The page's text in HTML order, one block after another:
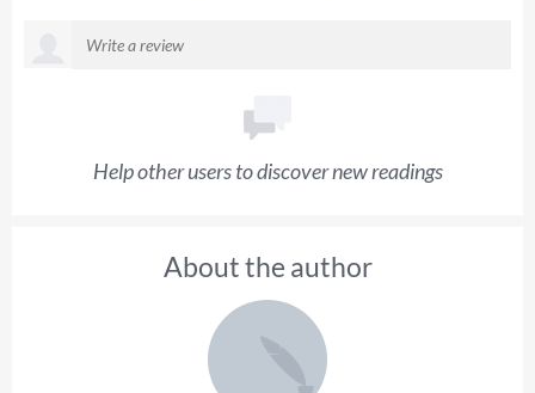
Help other users to discover new readings
About the author